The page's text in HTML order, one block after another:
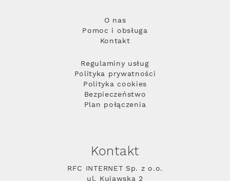
O nas
Pomoc i obsługa
Kontakt
Regulaminy usług
Polityka prywatności
Polityka cookies
Bezpieczeństwo
Plan połączenia
Kontakt
RFC INTERNET Sp. z o.o.
ul. Kujawska 2